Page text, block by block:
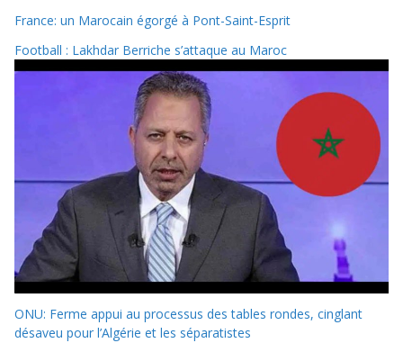
France: un Marocain égorgé à Pont-Saint-Esprit
Football : Lakhdar Berriche s’attaque au Maroc
ONU: Ferme appui au processus des tables rondes, cinglant
désaveu pour l’Algérie et les séparatistes